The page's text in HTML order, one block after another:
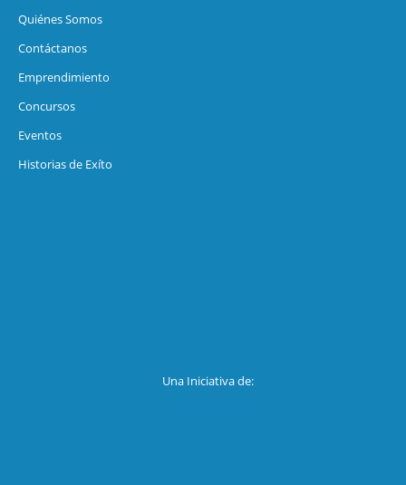
Quiénes Somos
Contáctanos
Emprendimiento
Concursos
Eventos
Historias de Exíto
Una Iniciativa de: